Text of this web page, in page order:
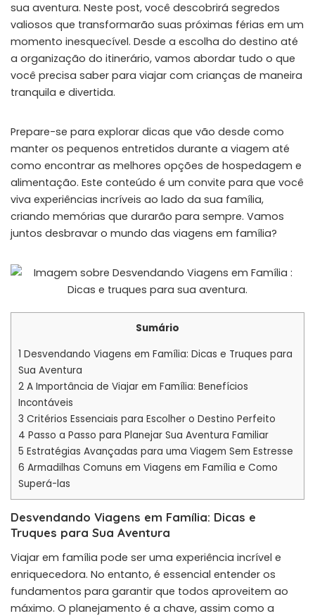
sua aventura. Neste post, você descobrirá segredos
valiosos que transformarão suas próximas férias em um
momento inesquecível. Desde a escolha do destino até
a organização do itinerário, vamos abordar tudo o que
você precisa saber para viajar com crianças de maneira
tranquila e divertida.
Prepare-se para explorar dicas que vão desde como
manter os pequenos entretidos durante a viagem até
como encontrar as melhores opções de hospedagem e
alimentação. Este conteúdo é um convite para que você
viva experiências incríveis ao lado da sua família,
criando memórias que durarão para sempre. Vamos
juntos desbravar o mundo das viagens em família?
Sumário
1 Desvendando Viagens em Família: Dicas e Truques para
Sua Aventura
2 A Importância de Viajar em Família: Benefícios
Incontáveis
3 Critérios Essenciais para Escolher o Destino Perfeito
4 Passo a Passo para Planejar Sua Aventura Familiar
5 Estratégias Avançadas para uma Viagem Sem Estresse
6 Armadilhas Comuns em Viagens em Família e Como
Superá-las
Desvendando Viagens em Família: Dicas e
Truques para Sua Aventura
Viajar em família pode ser uma experiência incrível e
enriquecedora. No entanto, é essencial entender os
fundamentos para garantir que todos aproveitem ao
máximo. O planejamento é a chave, assim como a